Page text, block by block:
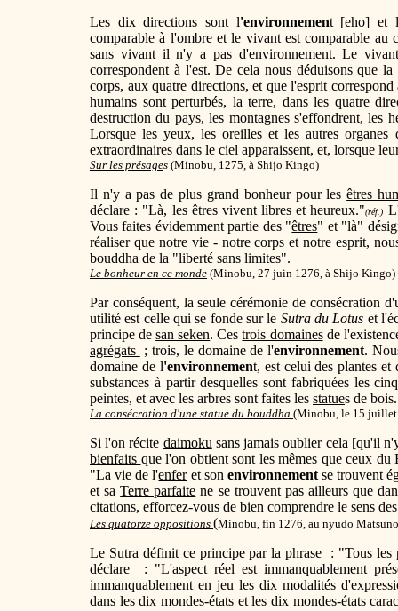
Les dix directions sont l'environnement [eho] et
comparable à l'ombre et le vivant est comparable
sans vivant il n'y a pas d'environnement. Le
correspondent à l'est. De cela nous déduisons que
corps, aux quatre directions, et que l'esprit
humains sont perturbés, la terre, dans les quatre
destruction du pays, les montagnes s'effondrent, les
Lorsque les yeux, les oreilles et les autres organes
extraordinaires dans le ciel apparaissent, et, lorsque
Sur les présages (Minobu, 1275, à Shijo Kingo)
Il n'y a pas de plus grand bonheur pour lesêtres
déclare : "Là, les êtres vivent libres et heureux."(réf.)
Vous faites évidemment partie des "êtres" et "là"
réaliser que notre vie - notre corps et notre esprit,
bouddha de la "liberté sans limites".
Le bonheur en ce monde (Minobu, 27 juin 1276, à Shijo Kingo)
Par conséquent, la seule cérémonie de consécration
utilité est celle qui se fonde sur le Sutra du Lotus et
principe desan seken. Cestrois domainesde
agrégats ; trois, le domaine de l'environnement.
domaine de l'environnement, est celui des plantes et
substances à partir desquelles sont fabriquées les
peintes, et avec les arbres sont faites les statues de bois.
La consécration d'une statue du bouddha (Minobu, le 15
Si l'on récite daimoku sans jamais oublier cela [qu'il
bienfaits que l'on obtient sont les mêmes que ceux
"La vie de l'enferet son environnementse trouvent
et saTerre parfaite ne se trouvent pas ailleurs que
citations, efforcez-vous de bien comprendre le sens
Les quatorze oppositions (Minobu, fin 1276, au nyudo
Le Sutra définit ce principe par la phrase : "Tous les
déclare : "L'aspect réel est immanquablement
immanquablement en jeu les dix modalités
dans lesdix mondes-étatset les dix mondes-états